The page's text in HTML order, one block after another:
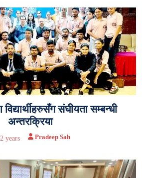
संघीयता सम्बन्धी
अन्तरक्रिया
2 years Pradeep Sah